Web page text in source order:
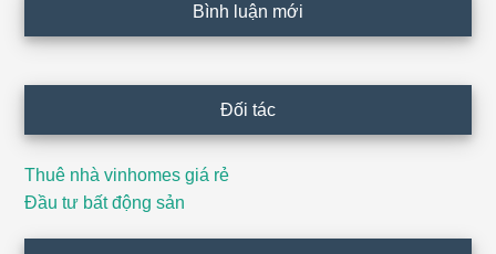
Bình luận mới
Đối tác
Thuê nhà vinhomes giá rẻ
Đầu tư bất động sản